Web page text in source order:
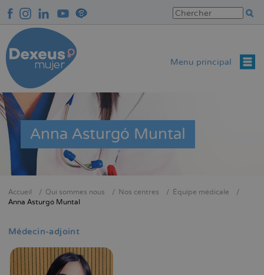
au
contenu
principal
Menu principal
Anna Asturgó Muntal
Fil
Accueil Qui sommes nous Nos centres
Équipe médicale
Anna Asturgó Muntal
Médecin-adjoint